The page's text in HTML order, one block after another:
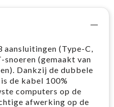
(Type-C,
snoeren (gemaakt van
Dankzij de dubbele
de kabel 100%
computers op de
afwerking op de